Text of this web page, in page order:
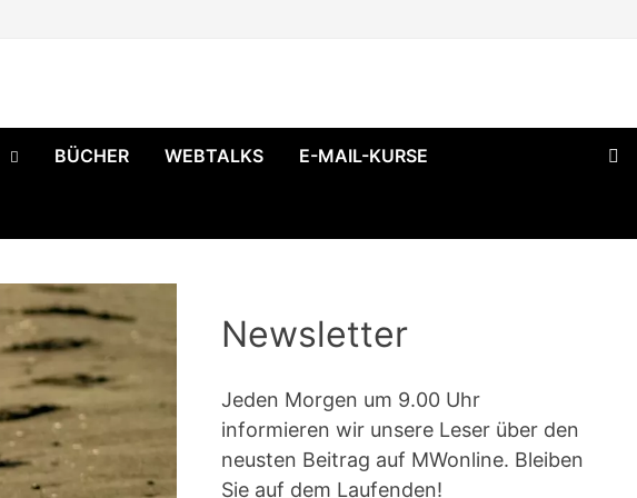
BÜCHER WEBTALKS E-MAIL-KURSE
Newsletter
Jeden Morgen um 9.00 Uhr
informieren wir unsere Leser über den
neusten Beitrag auf MWonline. Bleiben
Sie auf dem Laufenden!